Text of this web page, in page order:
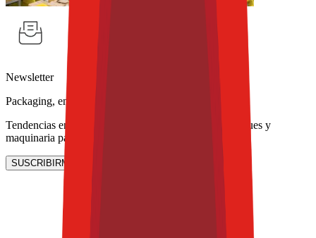
Newsletter
Packaging, envasado y procesamiento
Tendencias en materiales sostenibles, diseño de empaques y
maquinaria para envasado.
SUSCRIBIRME AHORA